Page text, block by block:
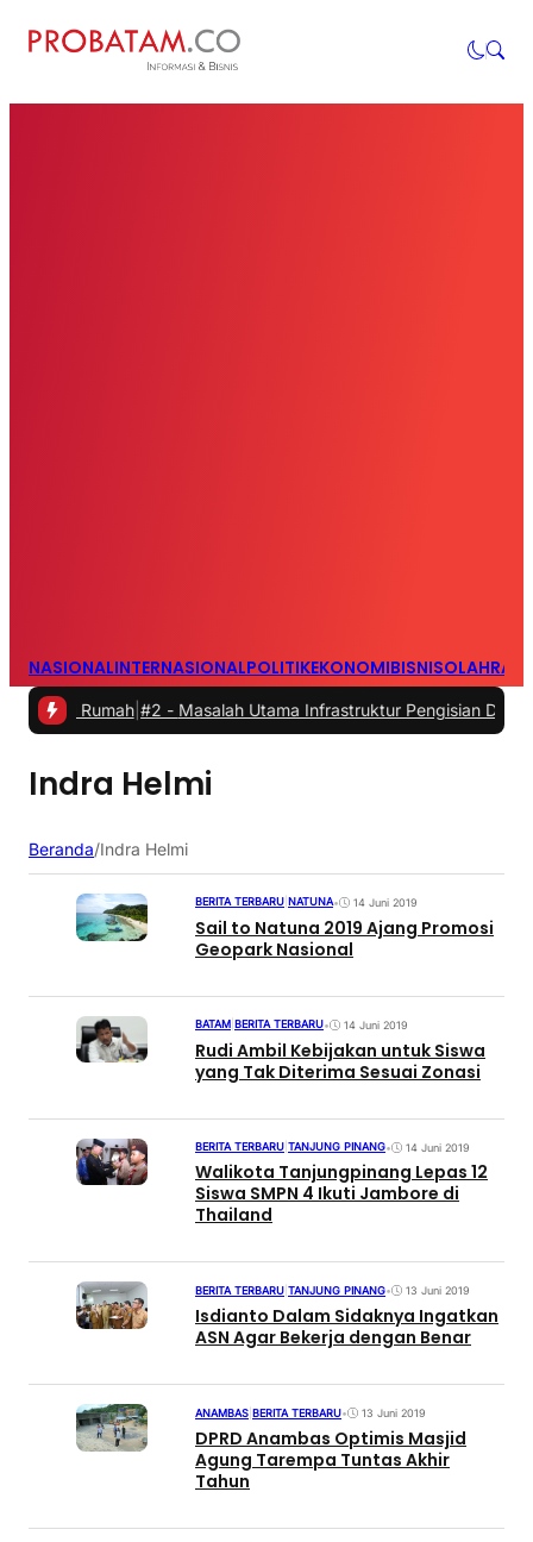
NASIONALINTERNASIONALPOLITIKEKONOMIBISNIS
Rumah #2 -Masalah Utama Infrastruktur Pengisian Daya untuk
Indra Helmi
Beranda/Indra Helmi
BERITA TERBARU NATUNA• 14 Juni 2019
Sail to Natuna 2019 Ajang Promosi
Geopark Nasional
BATAM BERITA TERBARU• 14 Juni 2019
Rudi Ambil Kebijakan untuk Siswa
yang Tak Diterima Sesuai Zonasi
BERITA TERBARU TANJUNG PINANG• 14 Juni 2019
Walikota Tanjungpinang Lepas 12
Siswa SMPN 4 Ikuti Jambore di
Thailand
BERITA TERBARU TANJUNG PINANG• 13 Juni 2019
Isdianto Dalam Sidaknya Ingatkan
ASN Agar Bekerja dengan Benar
ANAMBAS BERITA TERBARU• 13 Juni 2019
DPRD Anambas Optimis Masjid
Agung Tarempa Tuntas Akhir
Tahun